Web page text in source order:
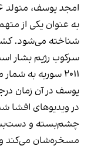
شناخته می‌شود.
سرکوب رژیم بشار
۲۰۱۱ سوریه به شمار می‌رود.
یوسف در آن زمان
در ویدیوهای افشا
چشم‌بسته و
مسخره‌شان می‌کند و